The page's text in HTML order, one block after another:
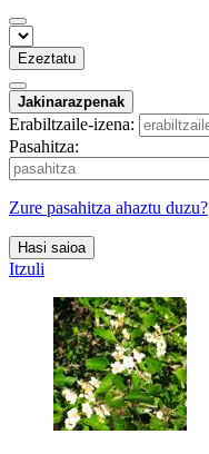
Ezeztatu
Jakinarazpenak
Erabiltzaile-izena:
Pasahitza:
Zure pasahitza ahaztu duzu?
Hasi saioa
Itzuli